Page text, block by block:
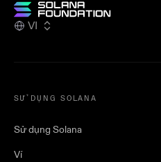
VI
SỬ DỤNG SOLANA
Sử dụng Solana
Ví